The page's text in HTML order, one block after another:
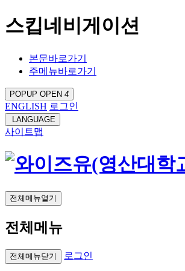
스킵네비게이션
본문바로가기
주메뉴바로가기
POPUP OPEN 4
ENGLISH 로그인
LANGUAGE
사이트맵
전체메뉴열기
전체메뉴
전체메뉴닫기 로그인